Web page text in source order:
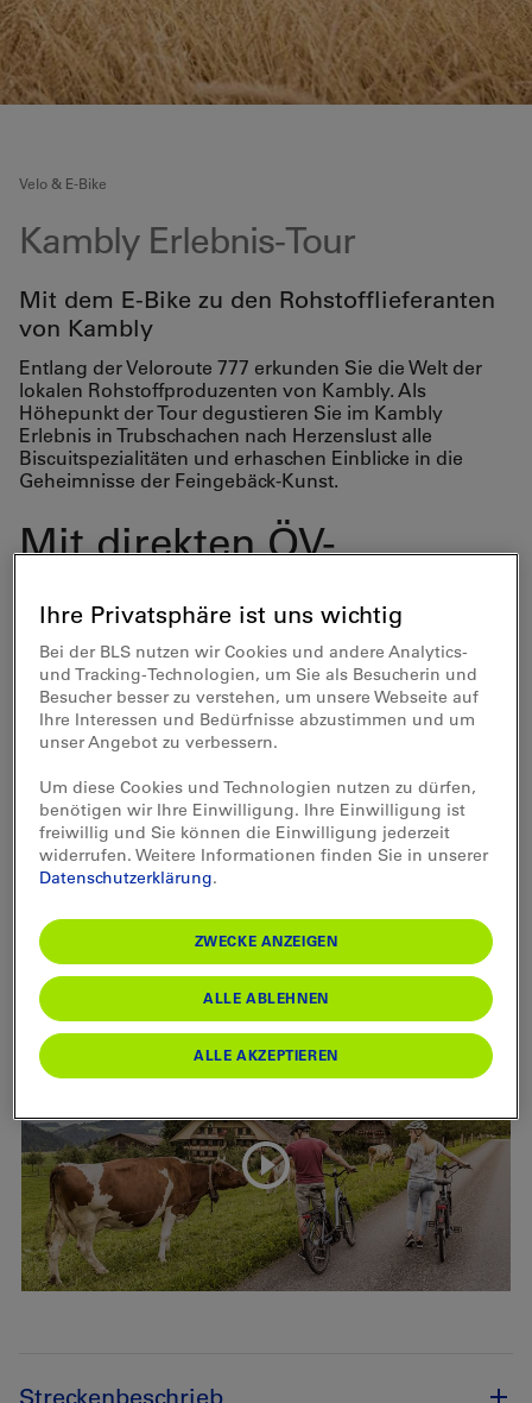
Velo & E-Bike
Kambly Erlebnis-Tour
Mit dem E-Bike zu den Rohstofflieferanten
von Kambly
Entlang der Veloroute 777 erkunden Sie die Welt der
lokalen Rohstoffproduzenten von Kambly. Als
Höhepunkt der Tour degustieren Sie im Kambly
Erlebnis in Trubschachen nach Herzenslust alle
Biscuitspezialitäten und erhaschen Einblicke in die
Geheimnisse der Feingebäck-Kunst.
Mit direkten ÖV-
Burgdorf und Luzern
reisen Sie bequem nach
Langnau i. E. zum
Ausgangspunkt der
Kambly Erlebnis-Tour.
Die Vermietstation von
Rent a Bike befindet sich
unmittelbar beim
Bahnhof.
Streckenbeschrieb
Ihre Privatsphäre ist uns wichtig
Bei der BLS nutzen wir Cookies und andere Analytics-
und Tracking-Technologien, um Sie als Besucherin und
Besucher besser zu verstehen, um unsere Webseite auf
Ihre Interessen und Bedürfnisse abzustimmen und um
unser Angebot zu verbessern.
Um diese Cookies und Technologien nutzen zu dürfen,
benötigen wir Ihre Einwilligung. Ihre Einwilligung ist
freiwillig und Sie können die Einwilligung jederzeit
widerrufen. Weitere Informationen finden Sie in unserer
Datenschutzerklärung.
ZWECKE ANZEIGEN
ALLE ABLEHNEN
ALLE AKZEPTIEREN